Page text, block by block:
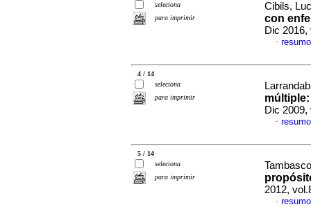
seleciona
para imprimir
Cibils,
con
Dic 2016,
·
4 / 14
seleciona
para imprimir
Dic 2009,
·
5 / 14
seleciona
para imprimir
2012,
·